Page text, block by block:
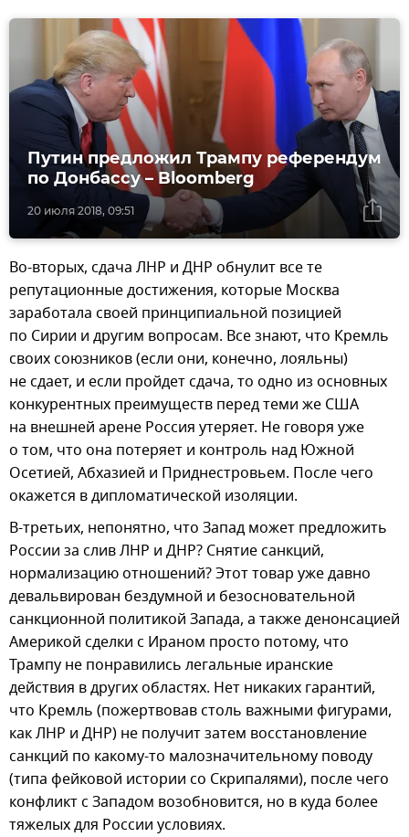
20 июля 2018, 09:51
Путин предложил Трампу референдум
по Донбассу – Bloomberg
Во-вторых, сдача ЛНР и ДНР обнулит все те
репутационные достижения, которые Москва
заработала своей принципиальной позицией
по Сирии и другим вопросам. Все знают, что Кремль
своих союзников (если они, конечно, лояльны)
не сдает, и если пройдет сдача, то одно из основных
конкурентных преимуществ перед теми же США
на внешней арене Россия утеряет. Не говоря уже
о том, что она потеряет и контроль над Южной
Осетией, Абхазией и Приднестровьем. После чего
окажется в дипломатической изоляции.
В-третьих, непонятно, что Запад может предложить
России за слив ЛНР и ДНР? Снятие санкций,
нормализацию отношений? Этот товар уже давно
девальвирован бездумной и безосновательной
санкционной политикой Запада, а также денонсацией
Америкой сделки с Ираном просто потому, что
Трампу не понравились легальные иранские
действия в других областях. Нет никаких гарантий,
что Кремль (пожертвовав столь важными фигурами,
как ЛНР и ДНР) не получит затем восстановление
санкций по какому-то малозначительному поводу
(типа фейковой истории со Скрипалями), после чего
конфликт с Западом возобновится, но в куда более
тяжелых для России условиях.